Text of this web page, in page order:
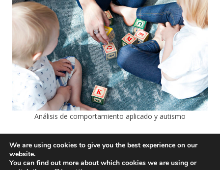
Análisis de comportamiento aplicado y autismo
We are using cookies to give you the best experience on our
website.
You can find out more about which cookies we are using or